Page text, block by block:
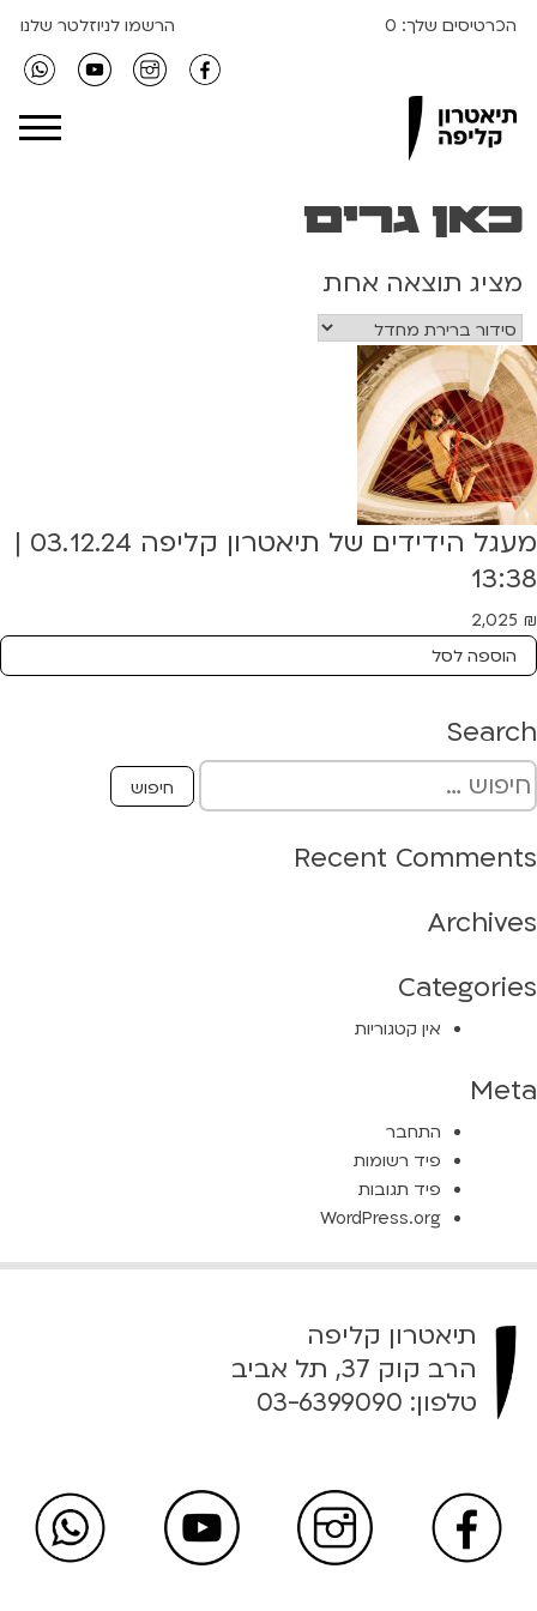
הכרטיסים שלך: 0 הרשמו לניוזלטר שלנו
Clipa Theater
כאן גרים
מציג תוצאה אחת
מעגל הידידים של תיאטרון קליפה 03.12.24 |
13:38
2,025 ₪
הוספה לסל
Search
ח
י
ו
:
Recent Comments
Archives
Categories
אין קטגוריות
Meta
התחבר
פיד רשומות
פיד תגובות
WordPress.org
תיאטרון קליפה
הרב קוק 37, תל אביב
טלפון: 03-6399090